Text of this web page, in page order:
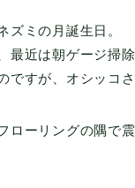
ズミの月誕生日。
最近は朝ゲージ掃
ですが、オシッコさ
ローリングの隅で